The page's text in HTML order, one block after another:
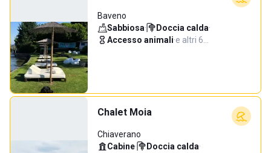
Baveno
Sabbiosa· Doccia calda·
Accesso animali·e altri 6…
Chalet Moia
Chiaverano
Cabine· Doccia calda·